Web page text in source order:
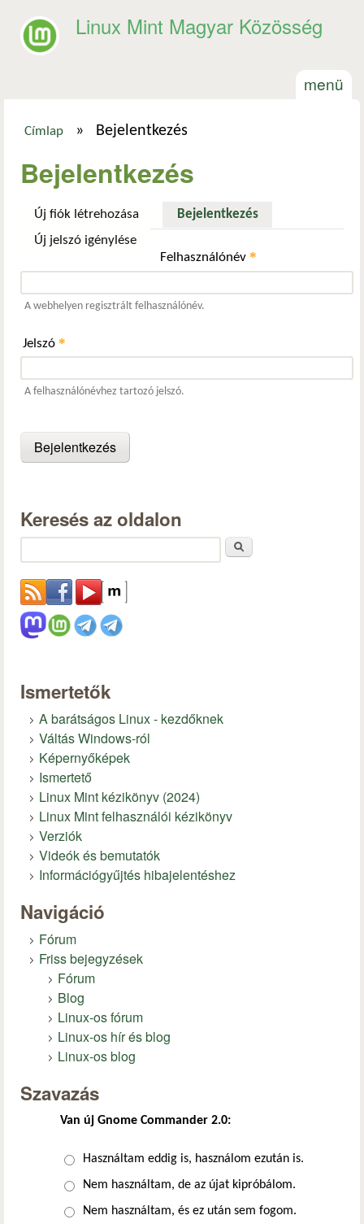
Linux Mint Magyar Közösség
menü
Címlap » Bejelentkezés
Bejelentkezés
Új fiók létrehozása Bejelentkezés(aktív fül)
Új jelszó igénylése
Felhasználónév*
A webhelyen regisztrált felhasználónév.
Jelszó *
A felhasználónévhez tartozó jelszó.
Keresés az oldalon
Ismertetők
A barátságos Linux - kezdőknek
Váltás Windows-ról
Képernyőképek
Ismertető
Linux Mint kézikönyv (2024)
Linux Mint felhasználói kézikönyv
Verziók
Videók és bemutatók
Információgyűjtés hibajelentéshez
Navigáció
Fórum
Friss bejegyzések
Fórum
Blog
Linux-os fórum
Linux-os hír és blog
Linux-os blog
Szavazás
Van új Gnome Commander 2.0:
Választások
Használtam eddig is, használom ezután is.
Nem használtam, de az újat kipróbálom.
Nem használtam, és ez után sem fogom.